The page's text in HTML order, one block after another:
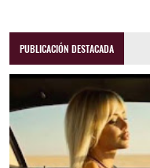
PUBLICACIÓN DESTACADA